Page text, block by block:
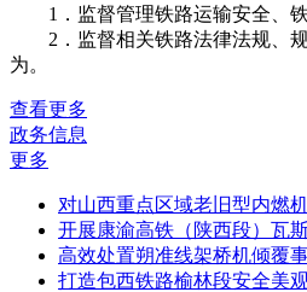
1．监督管理铁路运输安全、铁
2．监督相关铁路法律法规、规
为。
查看更多
政务信息
更多
对山西重点区域老旧型内燃
开展康渝高铁（陕西段）瓦
高效处置朔准线架桥机倾覆
打造包西铁路榆林段安全美